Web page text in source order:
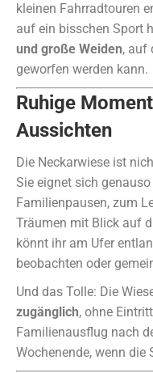
kleinen Fahrradtouren
auf ein bisschen Sport
und große Weiden, auf
geworfen werden kann.
Ruhige
Aussichten
Die Neckarwiese ist
Sie eignet sich
Familienpausen, zum
Träumen mit Blick auf
könnt ihr am Ufer
beobachten oder
Und das Tolle: Die
zugänglich, ohne
Familienausflug nach
Wochenende, wenn die